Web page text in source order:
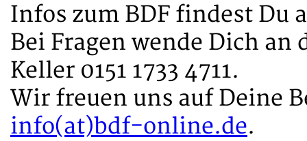
Infos zum BDF findest Du
Bei Fragen wende Dich
Keller 0151 1733 4711.
Wir freuen uns auf Deine
info(at)bdf-online.de.